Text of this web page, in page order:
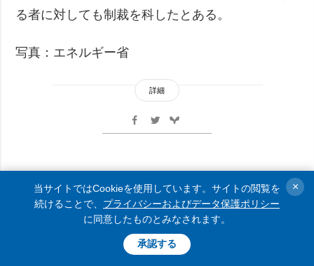
る者に対しても制裁を科したとある。
写真：エネルギー省
詳細
ウクライナに必要なのは終戦で
あり、一時休止ではない＝ゼレ
ンシキー宇大統領
当サイトではCookieを使用しています。サイトの閲覧を
続けることで、 プライバシーおよびデータ保護ポリシー
に同意したものとみなされます。
承認する
×